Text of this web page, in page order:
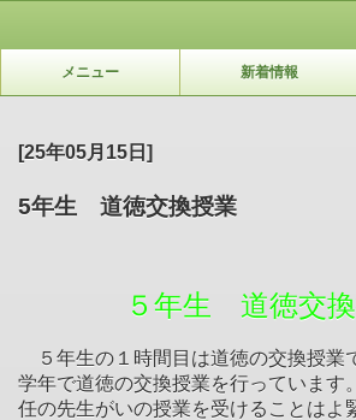
メニュー 新着情報
[25年05月15日]
5年生 道徳交換授業
５年生 道徳交
５年生の１時間目は道徳の交換授業
学年で道徳の交換授業を行っています
任の先生がいの授業を受けることはよ